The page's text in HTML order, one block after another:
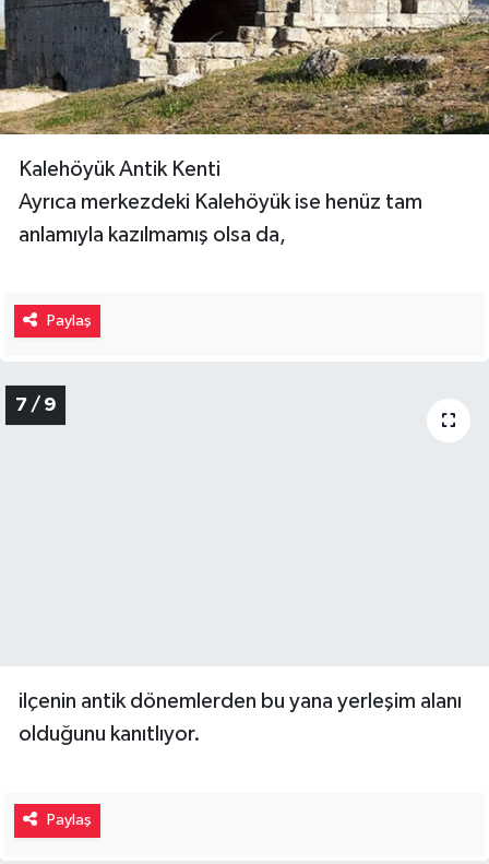
Kalehöyük Antik Kenti
Ayrıca merkezdeki Kalehöyük ise henüz tam
anlamıyla kazılmamış olsa da,
Paylaş
7 / 9
olduğunu kanıtlıyor.